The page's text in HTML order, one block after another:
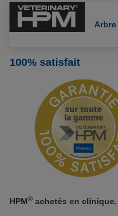
100% satisfait
HPM® achetés en clinique.